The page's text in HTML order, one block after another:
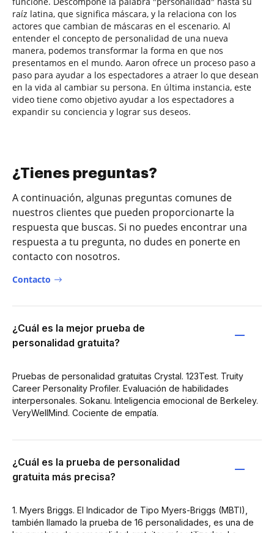
raíz latina, que significa máscara, y la relaciona con los
actores que cambian de máscaras en el escenario. Al
entender el concepto de personalidad de una nueva
manera, podemos transformar la forma en que nos
presentamos en el mundo. Aaron ofrece un proceso paso a
paso para ayudar a los espectadores a atraer lo que desean
en la vida al cambiar su persona. En última instancia, este
video tiene como objetivo ayudar a los espectadores a
expandir su conciencia y lograr sus deseos.
¿Tienes preguntas?
A continuación, algunas preguntas comunes de
nuestros clientes que pueden proporcionarte la
respuesta que buscas. Si no puedes encontrar una
respuesta a tu pregunta, no dudes en ponerte en
contacto con nosotros.
Contacto
¿Cuál es la mejor prueba de
personalidad gratuita?
Pruebas de personalidad gratuitas Crystal. 123Test. Truity
Career Personality Profiler. Evaluación de habilidades
interpersonales. Sokanu. Inteligencia emocional de Berkeley.
VeryWellMind. Cociente de empatía.
¿Cuál es la prueba de personalidad
gratuita más precisa?
1. Myers Briggs. El Indicador de Tipo Myers-Briggs (MBTI),
también llamado la prueba de 16 personalidades, es una de